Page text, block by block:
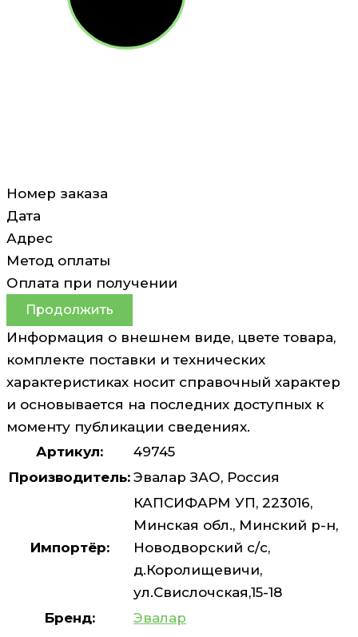
Номер заказа
Дата
Адрес
Метод оплаты
Оплата при получении
Продолжить
Информация о внешнем виде, цвете товара,
комплекте поставки и технических
характеристиках носит справочный характер
и основывается на последних доступных к
моменту публикации сведениях.
Артикул:
49745
Производитель: Эвалар ЗАО, Россия
Импортёр:
КАПСИФАРМ УП, 223016,
Минская обл., Минский р-н,
Новодворский с/с,
д.Королищевичи,
ул.Свислочская,15-18
Бренд:
Эвалар